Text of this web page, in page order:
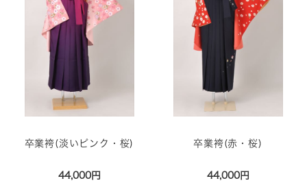
卒業袴(淡いピンク・桜)
44,000円
卒業袴(赤・桜)
44,000円